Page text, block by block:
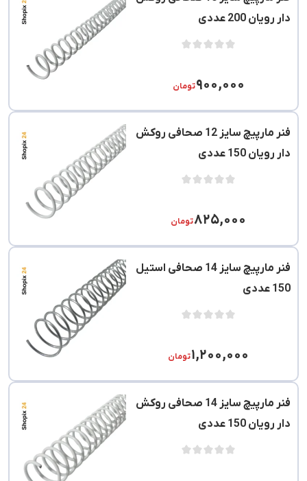
دار رویان 200 عددی
۹۰۰,۰۰۰تومان
فنر مارپیچ سایز 12 صحافی روکش
دار رویان 150 عددی
۸۲۵,۰۰۰تومان
فنر مارپیچ سایز 14 صحافی استیل
150 عددی
۱,۲۰۰,۰۰۰تومان
فنر مارپیچ سایز 14 صحافی روکش
دار رویان 150 عددی